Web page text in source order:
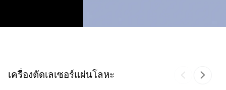
เครื่องตัดเลเซอร์แผ่นโลหะ